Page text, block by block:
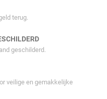
terug.
geschilderd.
veilige en gemakkelijke